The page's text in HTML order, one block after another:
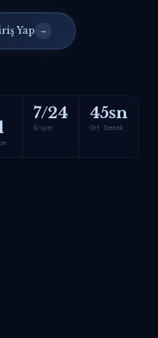
Yap →
7/24
Erişim
45sn
Ort. Destek